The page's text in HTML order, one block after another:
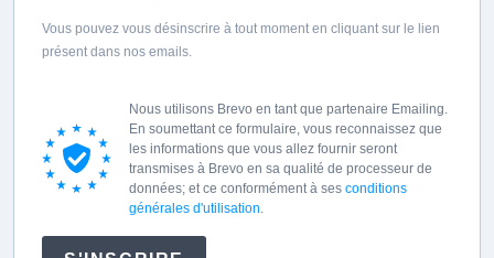
Vous pouvez vous désinscrire à tout moment en cliquant sur le lien
présent dans nos emails.
Nous utilisons Brevo en tant que partenaire Emailing.
En soumettant ce formulaire, vous reconnaissez que
les informations que vous allez fournir seront
transmises à Brevo en sa qualité de processeur de
données; et ce conformément à ses conditions
générales d'utilisation.